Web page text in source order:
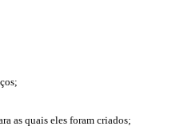
as quais eles foram criados;